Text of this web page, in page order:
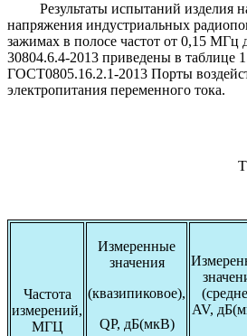
Результаты испытаний изделия
напряжения индустриальных
зажимах в полосе частот от 0,15
30804.6.4-2013 приведены в таблице
ГОСТ0805.16.2.1-2013 Порты
электропитания переменного тока.
Частота
измерений,
МГЦ
Измеренные
значения
(квазипиковое),
QP, дБ(мкВ)
AV,